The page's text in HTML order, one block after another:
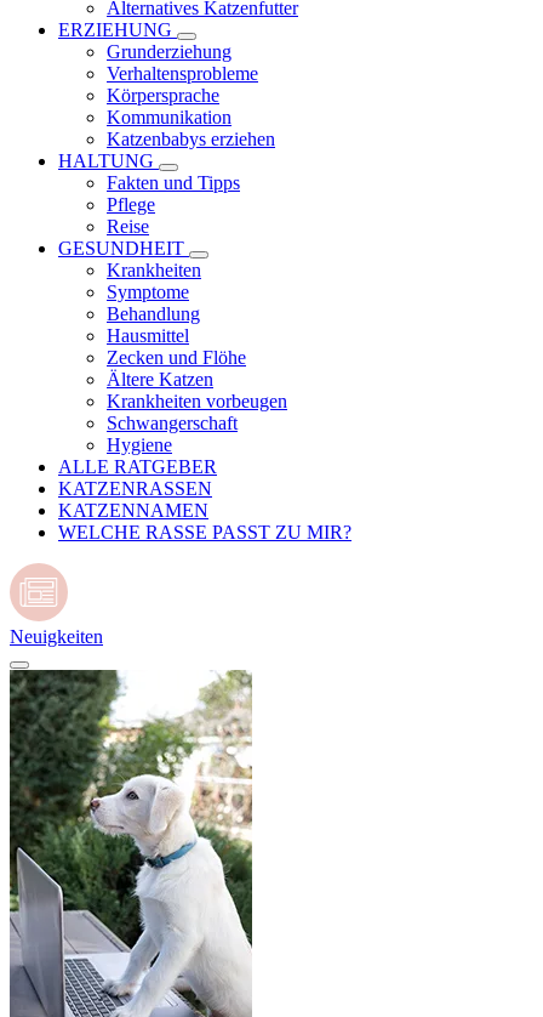
Alternatives Katzenfutter
ERZIEHUNG
Grunderziehung
Verhaltensprobleme
Körpersprache
Kommunikation
Katzenbabys erziehen
HALTUNG
Fakten und Tipps
Pflege
Reise
GESUNDHEIT
Krankheiten
Symptome
Behandlung
Hausmittel
Zecken und Flöhe
Ältere Katzen
Krankheiten vorbeugen
Schwangerschaft
Hygiene
ALLE RATGEBER
KATZENRASSEN
KATZENNAMEN
WELCHE RASSE PASST ZU MIR?
Neuigkeiten